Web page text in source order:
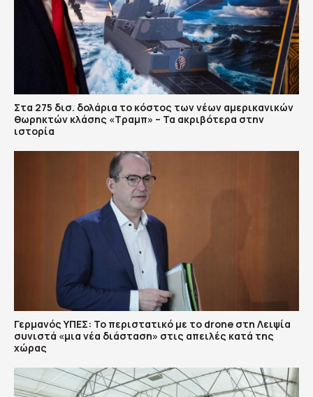
Στα 275 δισ. δολάρια το κόστος των νέων αμερικανικών
θωρηκτών κλάσης «Τραμπ» – Τα ακριβότερα στην
ιστορία
Γερμανός ΥΠΕΣ: Το περιστατικό με το drone στη Λειψία
συνιστά «μια νέα διάσταση» στις απειλές κατά της
χώρας